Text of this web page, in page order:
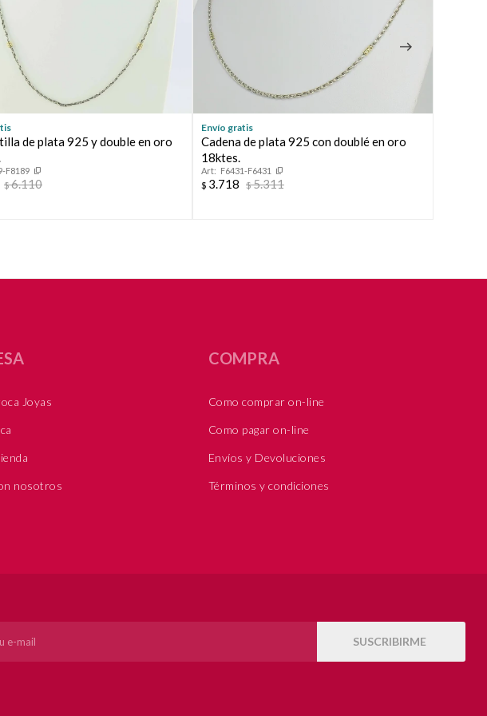
de plata 925 y double en oro
F8189
$6.110
Envío gratis
Cadena de plata 925 con doublé en oro
18ktes.
F6431-F6431
$ 3.718 $5.311
SUSCRIBIRME
Joyas
nosotros
COMPRA
Como comprar on-line
Como pagar on-line
Envíos y Devoluciones
Términos y condiciones